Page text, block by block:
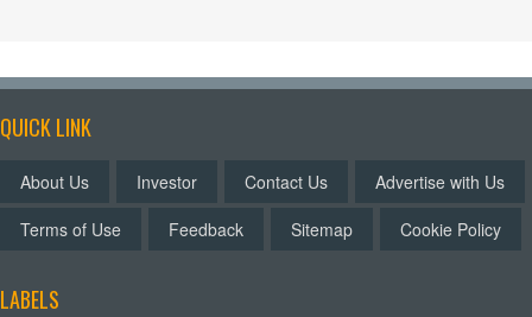
QUICK LINK
About Us Investor Contact Us
Advertise with Us
Terms of Use
Feedback Sitemap Cookie Policy
LABELS